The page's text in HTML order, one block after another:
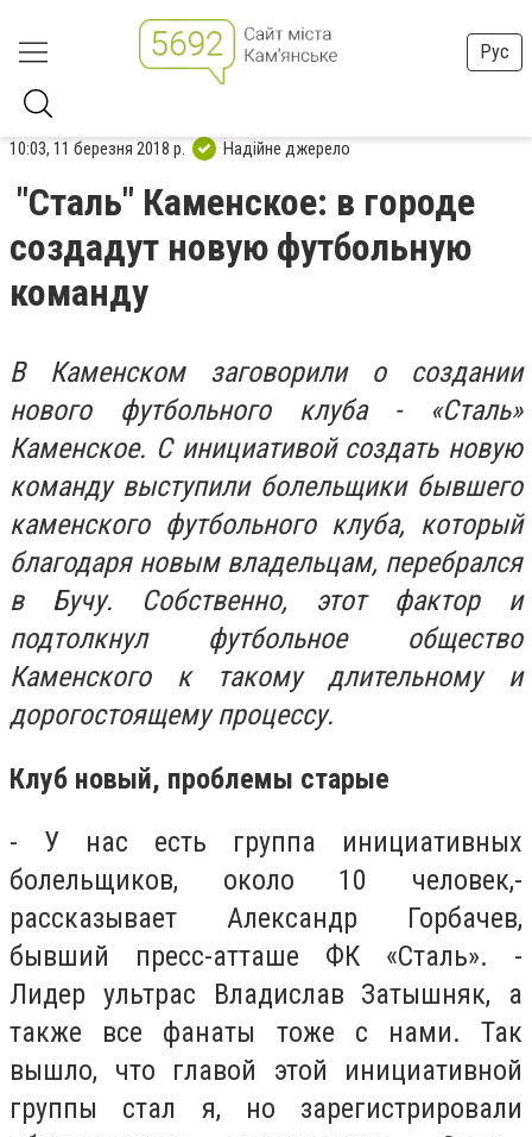
Рус
10:03, 11 березня 2018 р. Надійне джерело
"Сталь" Каменское: в городе
создадут новую футбольную
команду
В Каменском заговорили о создании
нового футбольного клуба - «Сталь»
Каменское. С инициативой создать новую
команду выступили болельщики бывшего
каменского футбольного клуба, который
благодаря новым владельцам, перебрался
в Бучу. Собственно, этот фактор и
подтолкнул футбольное общество
Каменского к такому длительному и
дорогостоящему процессу.
Клуб новый, проблемы старые
- У нас есть группа инициативных
болельщиков, около 10 человек,-
рассказывает Александр Горбачев,
бывший пресс-атташе ФК «Сталь». -
Лидер ультрас Владислав Затышняк, а
также все фанаты тоже с нами. Так
вышло, что главой этой инициативной
группы стал я, но зарегистрировали